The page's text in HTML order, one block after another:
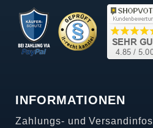
INFORMATIONEN
Zahlungs- und Versandinfos